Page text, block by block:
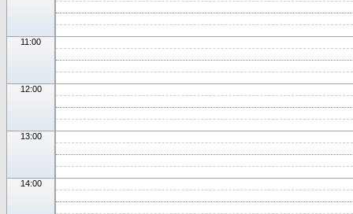
11:00
12:00
13:00
14:00